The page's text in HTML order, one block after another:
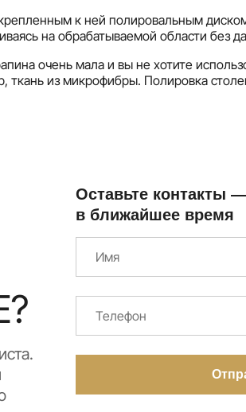
к ней полировальным
на обрабатываемой области без
очень мала и вы не хотите
ткань из микрофибры. Полировка
Оставьте контакты
в ближайшее время